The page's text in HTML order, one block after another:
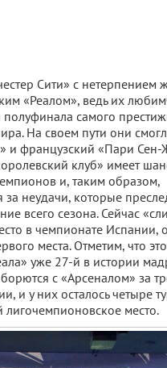
Сити» с нетерпением
«Реалом», ведь их
самого
На своем пути они
и французский «Пари Сен-
клуб» имеет
и, таким образом,
за неудачи, которые
всего сезона. Сейчас
в чемпионате Испании,
места. Отметим, что
уже 27-й в истории
с «Арсеналом» за
и у них осталось четыре
лигочемпионовское место.